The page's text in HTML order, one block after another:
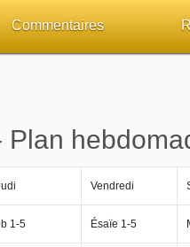
Commentaires
journaliers
Plan
Vendredi
1-5 Ésaïe 1-5